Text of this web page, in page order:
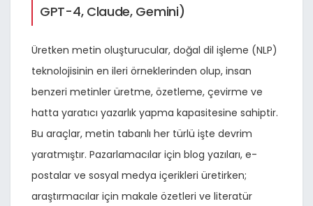
GPT-4, Claude, Gemini)
Üretken metin oluşturucular, doğal dil işleme (NLP)
teknolojisinin en ileri örneklerinden olup, insan
benzeri metinler üretme, özetleme, çevirme ve
hatta yaratıcı yazarlık yapma kapasitesine sahiptir.
Bu araçlar, metin tabanlı her türlü işte devrim
yaratmıştır. Pazarlamacılar için blog yazıları, e-
postalar ve sosyal medya içerikleri üretirken;
araştırmacılar için makale özetleri ve literatür